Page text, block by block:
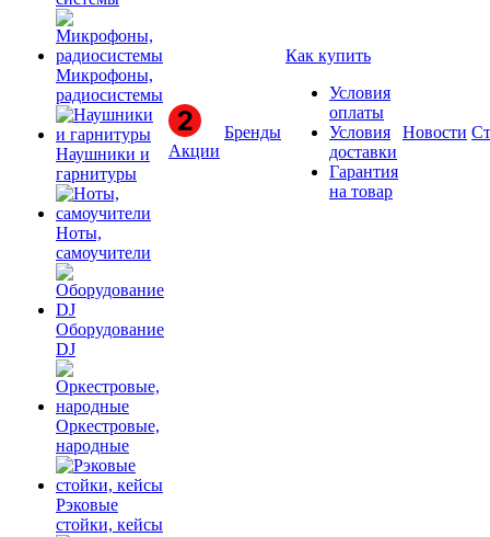
Микрофоны,
радиосистемы
Наушники и
гарнитуры
Ноты,
самоучители
Оборудование
DJ
Оркестровые,
народные
Рэковые
стойки, кейсы
Акции
Бренды
Как купить
Условия
оплаты
Условия
доставки
Гарантия
на товар
Новости